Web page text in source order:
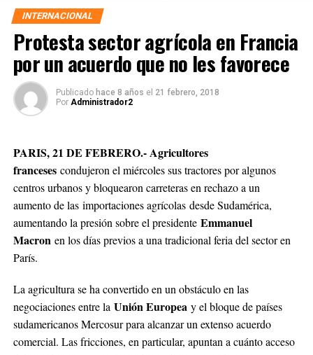
INTERNACIONAL
Protesta sector agrícola en Francia
por un acuerdo que no les favorece
Publicado hace 8 años el 21 febrero, 2018
Por Administrador2
PARIS, 21 DE FEBRERO.- Agricultores
francesescondujeron el miércoles sus tractores por algunos
centros urbanos y bloquearon carreteras en rechazo a un
aumento de las importaciones agrícolas desde Sudamérica,
aumentando la presión sobre el presidente Emmanuel
Macron en los días previos a una tradicional feria del sector en
París.
La agricultura se ha convertido en un obstáculo en las
negociaciones entre la Unión Europea y el bloque de países
sudamericanos Mercosur para alcanzar un extenso acuerdo
comercial. Las fricciones, en particular, apuntan a cuánto acceso